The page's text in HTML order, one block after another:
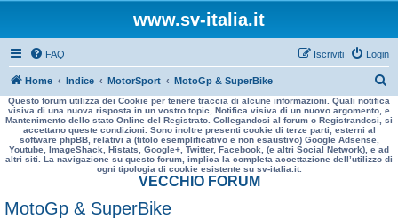
www.sv-italia.it
FAQ Login
Iscriviti
Home Indice MotorSport MotoGp & SuperBike
e
r
a
Questo forum utilizza dei Cookie per tenere traccia di alcune informazioni. Quali notifica
visiva di una nuova risposta in un vostro topic, Notifica visiva di un nuovo argomento, e
Mantenimento dello stato Online del Registrato. Collegandosi al forum o Registrandosi, si
accettano queste condizioni. Sono inoltre presenti cookie di terze parti, esterni al
software phpBB, relativi a (titolo esemplificativo e non esaustivo) Google Adsense,
Youtube, ImageShack, Histats, Google+, Twitter, Facebook, (e altri Social Network), e ad
altri siti. La navigazione su questo forum, implica la completa accettazione dell’utilizzo di
ogni tipologia di cookie esistente su sv-italia.it.
VECCHIO FORUM
MotoGp & SuperBike